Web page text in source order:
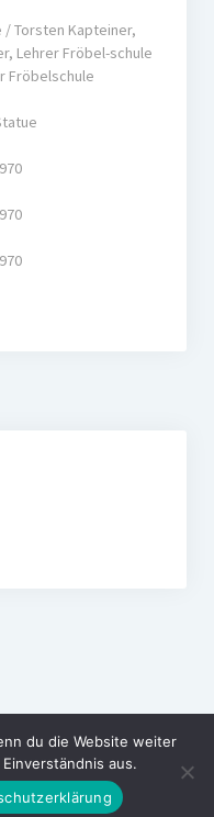
Torsten Kapteiner,
Lehrer Fröbel-schule
Fröbelschule
du die Website weiter
aus.